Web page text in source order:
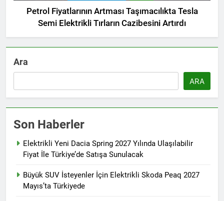
Petrol Fiyatlarının Artması Taşımacılıkta Tesla
Semi Elektrikli Tırların Cazibesini Artırdı
Ara
ARA
Son Haberler
Elektrikli Yeni Dacia Spring 2027 Yılında Ulaşılabilir
Fiyat İle Türkiye’de Satışa Sunulacak
Büyük SUV İsteyenler İçin Elektrikli Skoda Peaq 2027
Mayıs’ta Türkiyede